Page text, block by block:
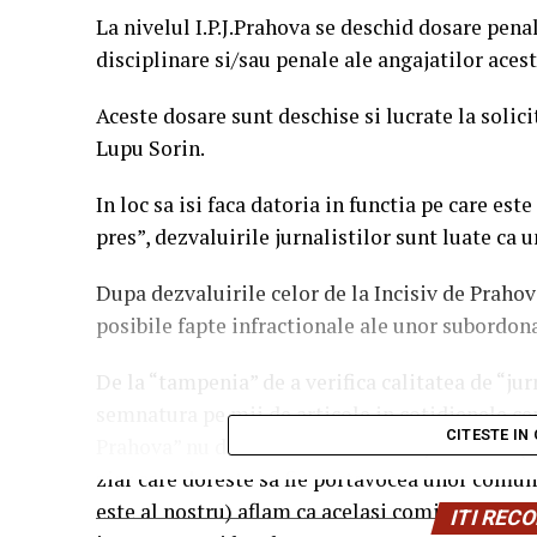
La nivelul I.P.J.Prahova se deschid dosare
disciplinare si/sau penale ale angajatilor
Aceste dosare sunt deschise si lucrate la
Lupu Sorin.
In loc sa isi faca datoria in functia pe care
pres”, dezvaluirile jurnalistilor sunt luate ca
Dupa dezvaluirile celor de la Incisiv de
posibile fapte infractionale ale unor
De la “tampenia” de a verifica calitatea de
semnatura pe mii de articole in cotidienele
Prahova” nu detine acreditare la IPJ
ziar care doreste sa fie portavocea unor
este al nostru) aflam ca acelasi comisar de
CITESTE IN
ITI